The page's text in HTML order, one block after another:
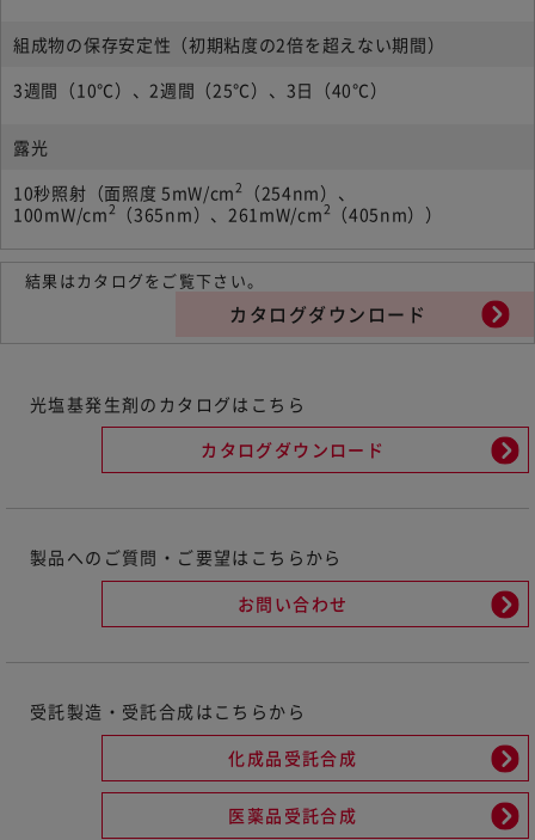
組成物の保存安定性（初期粘度の2倍を超えない期間）
3週間（10℃）、2週間（25℃）、3日（40℃）
露光
10秒照射（面照度 5mW/cm2
（254nm）、
100mW/cm2 （365nm）、261mW/cm2 （405nm））
結果はカタログをご覧下さい。
カタログダウンロード
光塩基発生剤のカタログはこちら
カタログダウンロード
製品へのご質問・ご要望はこちらから
お問い合わせ
受託製造・受託合成はこちらから
化成品受託合成
医薬品受託合成